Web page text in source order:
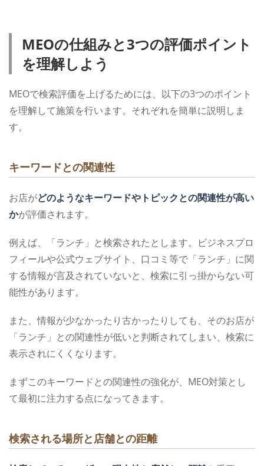
MEOの仕組みと3つの評価ポイント
を理解しよう
MEOで検索評価を上げるためには、以下の3つのポイント
を理解して施策を行います。それぞれを簡単に説明しま
す。
キーワードとの関連性
お店がどのようなキーワードやトピックとの関連性が高い
かが評価されます。
例えば、「ランチ」と検索されたとします。ビジネスプロ
フィールや公式ウェブサイト、口コミ等で「ランチ」に関
する情報が言及されていないと、検索に引っ掛からない可
能性があります。
また、情報が少なかったり古かったりしても、そのお店が
「ランチ」との関連性が低いと判断されてしまい、検索に
表示されにくくなります。
まずこのキーワードとの関連性の強化が、MEO対策とし
て最初に注力する点になってきます。
検索される場所と店舗との距離